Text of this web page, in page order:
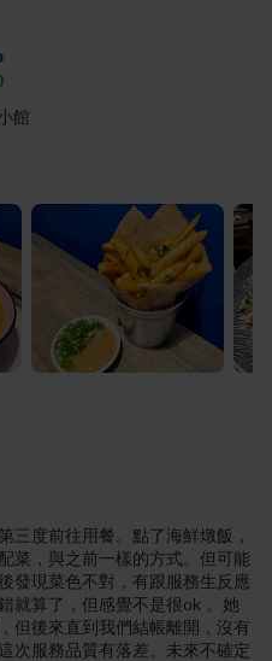
館
三度前往用餐。點了海鮮燉飯，
菜，與之前一樣的方式。但可能
發現菜色不對，有跟服務生反應
就算了，但感覺不是很ok 。她
但後來直到我們結帳離開，沒有
次服務品質有落差。未來不確定